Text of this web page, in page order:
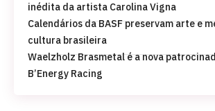
inédita da artista Carolina Vigna
Calendários da BASF preservam arte e
cultura brasileira
Waelzholz Brasmetal é a nova
B’Energy Racing